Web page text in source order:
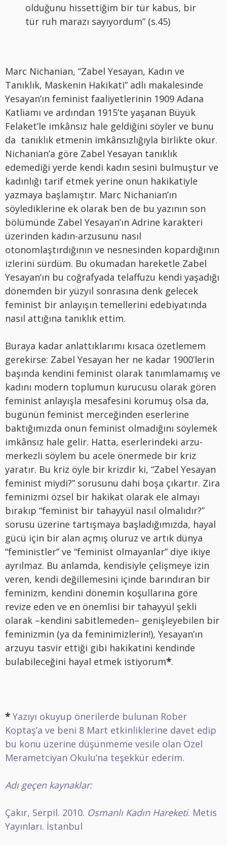
olduğunu hissettiğim bir tür kabus, bir
tür ruh marazı sayıyordum” (s.45)
Marc Nichanian, “Zabel Yesayan, Kadın ve
Tanıklık, Maskenin Hakikati” adlı makalesinde
Yesayan’ın feminist faaliyetlerinin 1909 Adana
Katliamı ve ardından 1915’te yaşanan Büyük
Felaket’le imkânsız hale geldiğini söyler ve bunu
da tanıklık etmenin imkânsızlığıyla birlikte okur.
Nichanian’a göre Zabel Yesayan tanıklık
edemediği yerde kendi kadın sesini bulmuştur ve
kadınlığı tarif etmek yerine onun hakikatiyle
yazmaya başlamıştır. Marc Nichanian’ın
söylediklerine ek olarak ben de bu yazının son
bölümünde Zabel Yesayan’ın Adrine karakteri
üzerinden kadın-arzusunu nasıl
otonomlaştırdığının ve nesnesinden kopardığının
izlerini sürdüm. Bu okumadan hareketle Zabel
Yesayan’ın bu coğrafyada telaffuzu kendi yaşadığı
dönemden bir yüzyıl sonrasına denk gelecek
feminist bir anlayışın temellerini edebiyatında
nasıl attığına tanıklık ettim.
Buraya kadar anlattıklarımı kısaca özetlemem
gerekirse: Zabel Yesayan her ne kadar 1900’lerin
başında kendini feminist olarak tanımlamamış ve
kadını modern toplumun kurucusu olarak gören
feminist anlayışla mesafesini korumuş olsa da,
bugünün feminist merceğinden eserlerine
baktığımızda onun feminist olmadığını söylemek
imkânsız hale gelir. Hatta, eserlerindeki arzu-
merkezli söylem bu acele önermede bir kriz
yaratır. Bu kriz öyle bir krizdir ki, “Zabel Yesayan
feminist miydi?” sorusunu dahi boşa çıkartır. Zira
feminizmi özsel bir hakikat olarak ele almayı
bırakıp “feminist bir tahayyül nasıl olmalıdır?”
sorusu üzerine tartışmaya başladığımızda, hayal
gücü için bir alan açmış oluruz ve artık dünya
“feministler” ve “feminist olmayanlar” diye ikiye
ayrılmaz. Bu anlamda, kendisiyle çelişmeye izin
veren, kendi değillemesini içinde barındıran bir
feminizm, kendini dönemin koşullarına göre
revize eden ve en önemlisi bir tahayyül şekli
olarak –kendini sabitlemeden– genişleyebilen bir
feminizmin (ya da feminimizlerin!), Yesayan’ın
arzuyu tasvir ettiği gibi hakikatini kendinde
bulabileceğini hayal etmek istiyorum*.
* Yazıyı okuyup önerilerde bulunan Rober
Koptaş’a ve beni 8 Mart etkinliklerine davet edip
bu konu üzerine düşünmeme vesile olan Özel
Merametciyan Okulu’na teşekkür ederim.
Adı geçen kaynaklar:
Çakır, Serpil. 2010. Osmanlı Kadın Hareketi. Metis
Yayınları. İstanbul